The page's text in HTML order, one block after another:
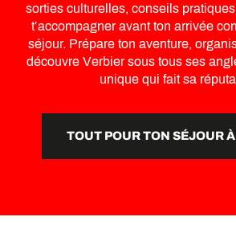
sorties culturelles, conseils
t’accompagner avant ton arrivée
séjour. Prépare ton aventure,
découvre Verbier sous tous ses
unique qui fait sa
TOUT POUR TON SÉJOUR